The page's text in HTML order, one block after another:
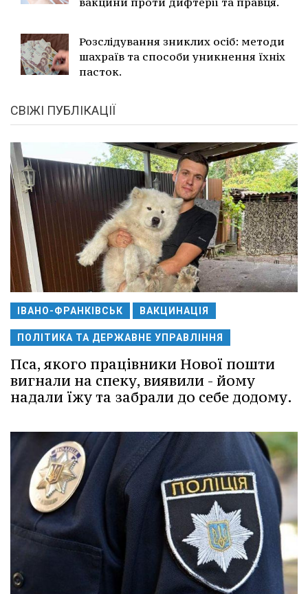
Розслідування зниклих осіб: методи
шахраїв та способи уникнення їхніх
пасток.
СВІЖІ ПУБЛІКАЦІЇ
ІВАНО-ФРАНКІВСЬК ВАКЦИНАЦІЯ
ПОЛІТИКА ТА ДЕРЖАВНЕ УПРАВЛІННЯ
Пса, якого працівники Нової пошти
вигнали на спеку, виявили - йому
надали їжу та забрали до себе додому.